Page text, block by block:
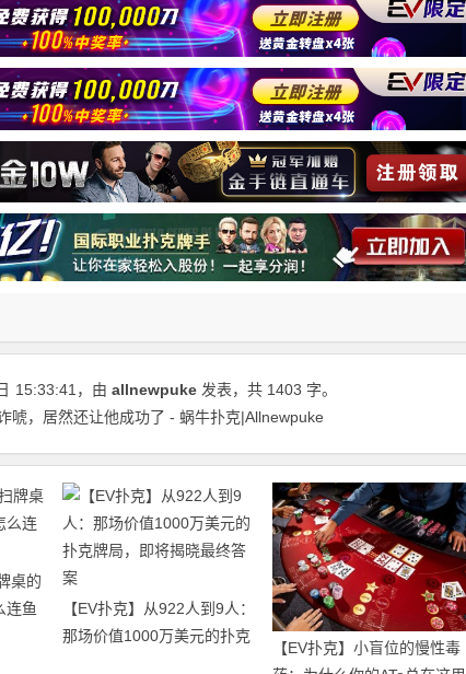
15:33:41 ，由 allnewpuke 发表，共 1403 字。
唬，居然还让他成功了 - 蜗牛扑克|Allnewpuke
桌的
连鱼
【EV扑克】从922人到9人：
那场价值1000万美元的扑克
【EV扑克】小盲位的慢性毒